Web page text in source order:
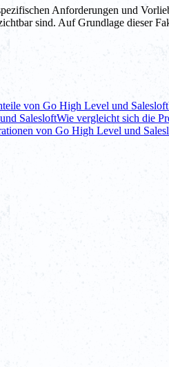
Anforderungen und
sind. Auf Grundlage dieser
von Go High Level und Salesloft
SalesloftWie vergleicht sich die
von Go High Level und